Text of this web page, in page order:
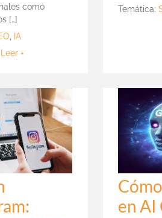
como
[…]
IA
Leer +
Temática:
en AI